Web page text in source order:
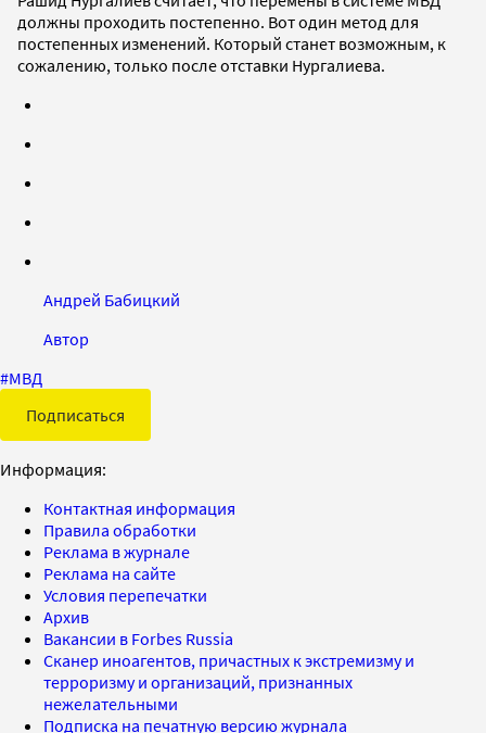
должны проходить постепенно. Вот один метод для
постепенных изменений. Который станет возможным, к
сожалению, только после отставки Нургалиева.
Андрей Бабицкий
Автор
#МВД
Подписаться
Информация:
Контактная информация
Правила обработки
Реклама в журнале
Реклама на сайте
Условия перепечатки
Архив
Вакансии в Forbes Russia
Сканер иноагентов, причастных к экстремизму и
терроризму и организаций, признанных
нежелательными
Подписка на печатную версию журнала